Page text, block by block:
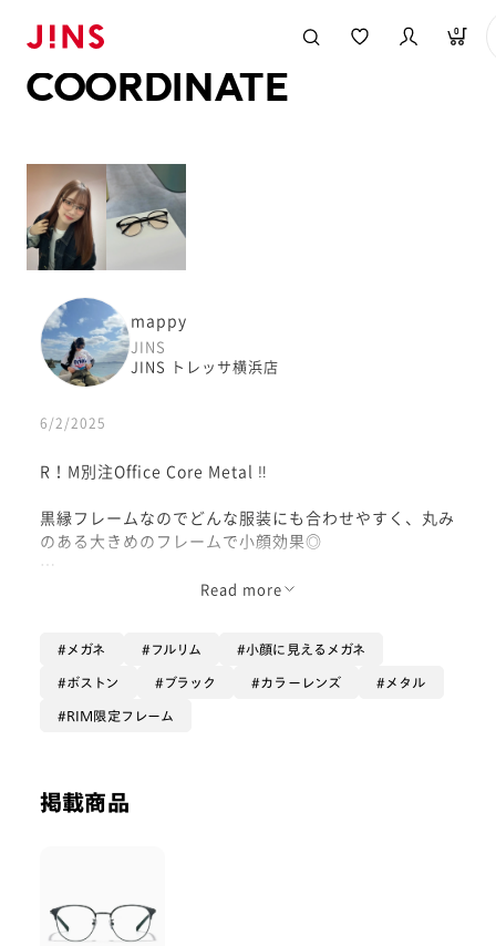
0
COORDINATE
mappy
JINS
JINS トレッサ横浜店
6/2/2025
R！M別注Office Core Metal ‼︎
黒縁フレームなのでどんな服装にも合わせやすく、丸み
のある大きめのフレームで小顔効果◎
今回入れているカラーレンズは
オレンジは明るい印象を与え、肌馴染み良く健康的な肌
目元のクマ、影を補正する効果もあります🧡
Read more
メガネ フルリム 小顔に見えるメガネ
ボストン ブラック カラーレンズ メタル
RIM限定フレーム
掲載商品